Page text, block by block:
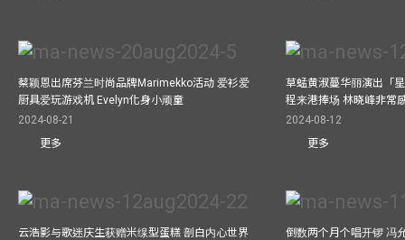
蔡颖恩出席芬兰时尚品牌Marimekko活动 爱衫爱
厨具爱玩游戏机 Evelyn化身小顽童
2024-08-21
更多
草蜢黄淑蔓华丽演出「
程来港捧场 林晓峰非常
2024-08-12
更多
云浩影与歌迷庆生获赠米缐型蛋糕 剖白内心世界 倒数两个月个唱开锣 冯